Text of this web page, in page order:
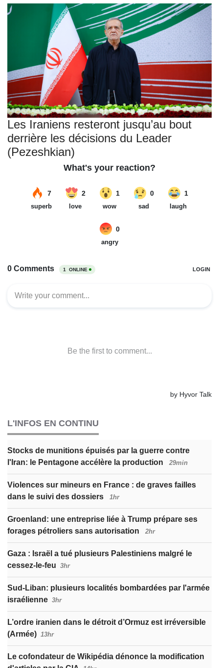
Les Iraniens resteront jusqu’au bout
derrière les décisions du Leader
(Pezeshkian)
L'INFOS EN CONTINU
Stocks de munitions épuisés par la guerre contre
l'Iran: le Pentagone accélère la production
29min
Violences sur mineurs en France : de graves failles
dans le suivi des dossiers
1hr
Groenland: une entreprise liée à Trump prépare ses
forages pétroliers sans autorisation
2hr
Gaza : Israël a tué plusieurs Palestiniens malgré le
cessez-le-feu 3hr
Sud-Liban: plusieurs localités bombardées par l'armée
israélienne 3hr
L’ordre iranien dans le détroit d’Ormuz est irréversible
(Armée) 13hr
Le cofondateur de Wikipédia dénonce la modification